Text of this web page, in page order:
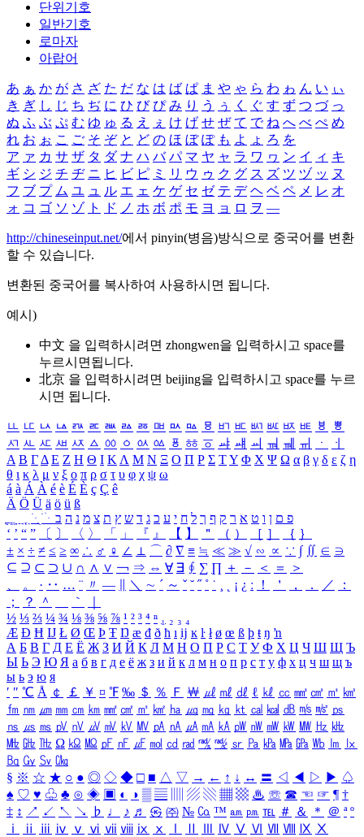
단위기호
일반기호
로마자
아랍어
あ ぁ か が さ ざ た だ な は ば ぱ ま や ゃ ら わ ゎ ん い ぃ
き ぎ し じ ち ぢ に ひ び ぴ み り う ぅ く ぐ す ず つ づ っ
ぬ ふ ぶ ぷ む ゆ ゅ る え ぇ け げ せ ぜ て で ね へ べ ぺ め
れ お ぉ こ ご そ ぞ と ど の ほ ぼ ぽ も よ ょ ろ を
ア ァ カ サ ザ タ ダ ナ ハ バ パ マ ヤ ャ ラ ワ ヮ ン イ ィ キ
ギ シ ジ チ ヂ ニ ヒ ビ ピ ミ リ ウ ゥ ク グ ス ズ ツ ヅ ッ ヌ
フ ブ プ ム ユ ュ ル エ ェ ケ ゲ セ ゼ テ デ ヘ ベ ペ メ レ オ
ォ コ ゴ ソ ゾ ト ド ノ ホ ボ ポ モ ヨ ョ ロ ヲ ―
http://chineseinput.net/에서 pinyin(병음)방식으로 중국어를 변환
할 수 있습니다.
변환된 중국어를 복사하여 사용하시면 됩니다.
예시)
中文 을 입력하시려면 zhongwen을 입력하시고 space를
누르시면됩니다.
北京 을 입력하시려면 beijing을 입력하시고 space를 누르
시면 됩니다.
ㅥ ㅦ ㅧ ㅨ ㅩ ㅪ ㅫ ㅬ ㅭ ㅮ ㅯ ㅰ ㅱ ㅲ ㅳ ㅴ ㅵ ㅶ ㅷ ㅸ
ㅹ
ㅺ ㅻ ㅼ ㅽ ㅾ ㅿ ㆀ ㆁ ㆂ ㆃ ㆄ ㆅ ㆆ ㆇ ㆈ ㆉ ㆊ ㆋ ㆌ ㆍ
ㆎ
Α Β ΓΔ Ε Ζ Η Θ Ι ΚΛ Μ Ν Ξ Ο Π Ρ Σ ΤΥ Φ Χ Ψ Ω α β γ δ ε ζ η
θ ι κ λ μ ν ξ ο π ρ σ τ υ φ χ ψ ω
á à Á À é è É È ç Ç ê
Ä Ö Ü ä ö ü ß
ִֶֹ ֻּ ׁׂ פ ם ן ו ט א ר ק ף ך ל ח י ע כ ג ד ש ץ ת צ מ נ ה ב
‘ ’ “ ” 〔 〕 〈 〉 「 」 『 』 【 】 ＂ （ ） ［ ］ ｛ ｝
± × ÷ ≠ ≤ ≥ ∞ ∴ ♂ ♀ ∠ ⊥ ⌒ ∂ ∇ ≡ ≒ ≪ ≫ √ ∽ ∝ ∵ ∫ ∬ ∈ ∋
⊆ ⊇ ⊂ ⊃ ∪ ∩ ∧ ∨ ￢ ⇒ ⇔ ∀ ∃ ∮ ∑ ∏ ＋ － ＜ ＝
＞
、
。 · ‥ … ¨ 〃 ― ＼ ∼ ´ ～ ˇ ˘ ˝ ˚ ˙ ¸ ¡ ¿ ː ！ ＇ ， ． ／
：
；
？ ＾ ｀
½ ⅓ ⅔ ¼ ¾ ⅛ ⅜ ⅝ ⅞ ¹ ² ³ ⁴ ⁿ ₁ ₂ ₃ ₄
Æ Ð Ħ Ĳ Ł Ø Œ Þ Ŧ Ŋ æ đ ð ħ ı ĳ ĸ ŀ ł ø œ ß þ ŧ ŋ ŉ
А Б В Г Д Е Ё Ж З И Й К Л М Н О П Р С Т У Ф Х Ц Ч Ш Щ Ъ
Ы Ь Э Ю Я а б в г д е ё ж з и й к л м н о п р с т у ф х ц ч ш щ ъ
ы ь э ю я
′ ″ ℃ Å ￠ ￡ ￥ ¤ ℉ ‰ ＄ ％ Ｆ ￦ ㎕ ㎖ ㎗ ℓ ㎘ ㏄ ㎣ ㎤ ㎥ ㎦
㎙ ㎚ ㎛ ㎜ ㎝ ㎞ ㎟ ㎠ ㎡ ㎢ ㏊ ㎍ ㎎ ㎏ ㏏ ㎈ ㎉ ㏈ ㎧ ㎨ ㎰
㎱ ㎲ ㎳ ㎴ ㎵ ㎶ ㎷ ㎸ ㎹ ㎀ ㎁ ㎂ ㎃ ㎄ ㎺ ㎻ ㎽ ㎾ ㎿ ㎐ ㎑
㎒ ㎓ ㎔ Ω ㏀ ㏁ ㎊ ㎋ ㎌ ㏖ ㏅ ㎭ ㎮ ㎯ ㏛ ㎩ ㎪ ㎫ ㎬ ㏝ ㏐
㏓
㏃ ㏉ ㏜ ㏆
§ ※ ☆ ★ ○ ● ◎ ◇ ◆ □ ■ △ ▽ → ← ↑ ↓ ↔ 〓 ◁ ◀ ▷ ▶ ♤
♠ ♡ ♥ ♧ ♣ ⊙ ◈ ▣ ◐ ◑ ▒ ▤ ▨ ▧ ▦ ▩ ♨ ☏ ☎ ☜ ☞ ¶ †
‡ ↕ ↗ ↙ ↖ ↘ ♭ ♩ ♪ ♬ ㉿ ㈜ № ㏇ ™ ㏂ ㏘ ℡ ＃ ＆ ＊ ＠ ª º
ⅰ
ⅱ ⅲ ⅳ ⅴ ⅵ ⅶ ⅷ ⅸ ⅹ Ⅳ Ⅴ Ⅵ Ⅶ Ⅷ Ⅸ Ⅹ